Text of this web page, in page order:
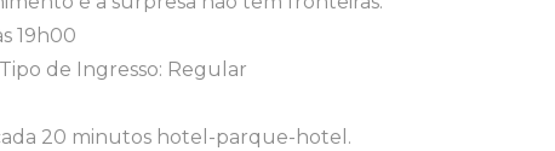
19h00
de Ingresso: Regular
20 minutos hotel-parque-hotel.